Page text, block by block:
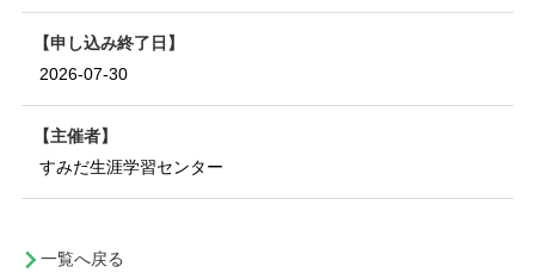
申し込み終了日
2026-07-30
主催者
すみだ生涯学習センター
一覧へ戻る